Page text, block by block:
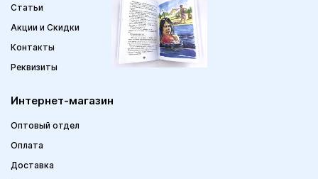
Статьи
Акции и Скидки
Контакты
Реквизиты
Интернет-магазин
Оптовый отдел
Оплата
Доставка